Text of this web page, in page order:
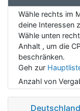
Wähle rechts im
deine Interessen
Wähle unten
Anhalt , um die
beschränken.
Geh zur
Anzahl von